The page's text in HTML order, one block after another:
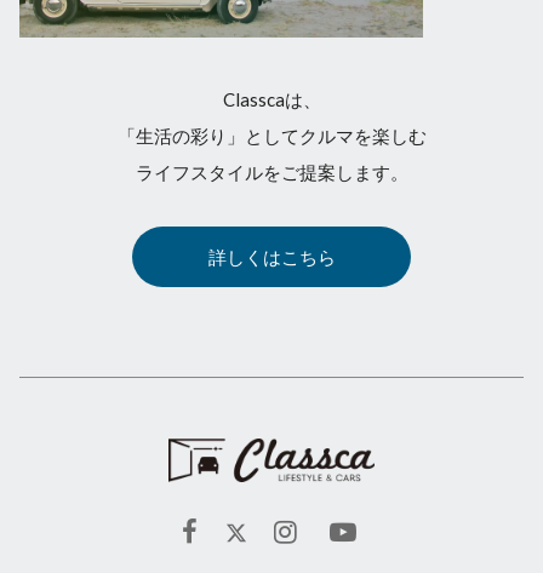
Classcaは、
「生活の彩り」としてクルマを楽しむ
ライフスタイルをご提案します。
詳しくはこちら